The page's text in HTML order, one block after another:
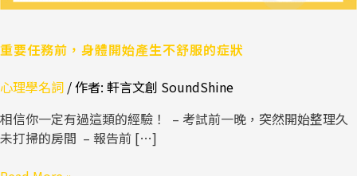
重要任務前，身體開始產生不舒服的症狀
心理學名詞 / 作者: 軒言文創 SoundShine
相信你一定有過這類的經驗！ – 考試前一晚，突然開始整理久
未打掃的房間 – 報告前 […]
舒
的
狀